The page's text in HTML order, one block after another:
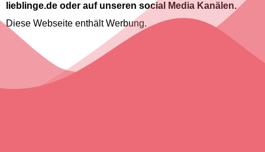
lieblinge.de oder auf unseren social Media Kanälen.
Diese Webseite enthält Werbung.